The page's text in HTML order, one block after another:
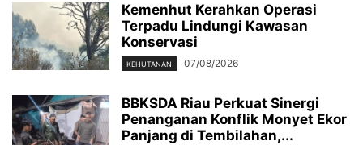
Kemenhut Kerahkan Operasi
Terpadu Lindungi Kawasan
Konservasi
KEHUTANAN 07/08/2026
BBKSDA Riau Perkuat Sinergi
Penanganan Konflik Monyet Ekor
Panjang di Tembilahan,...